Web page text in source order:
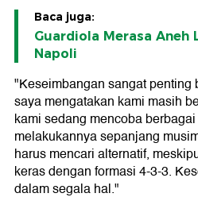
Baca juga:
Guardiola Merasa Aneh
Napoli
"Keseimbangan sangat penting
saya mengatakan kami masih
kami sedang mencoba
melakukannya sepanjang
harus mencari alternatif,
keras dengan formasi 4-3-3.
dalam segala hal."